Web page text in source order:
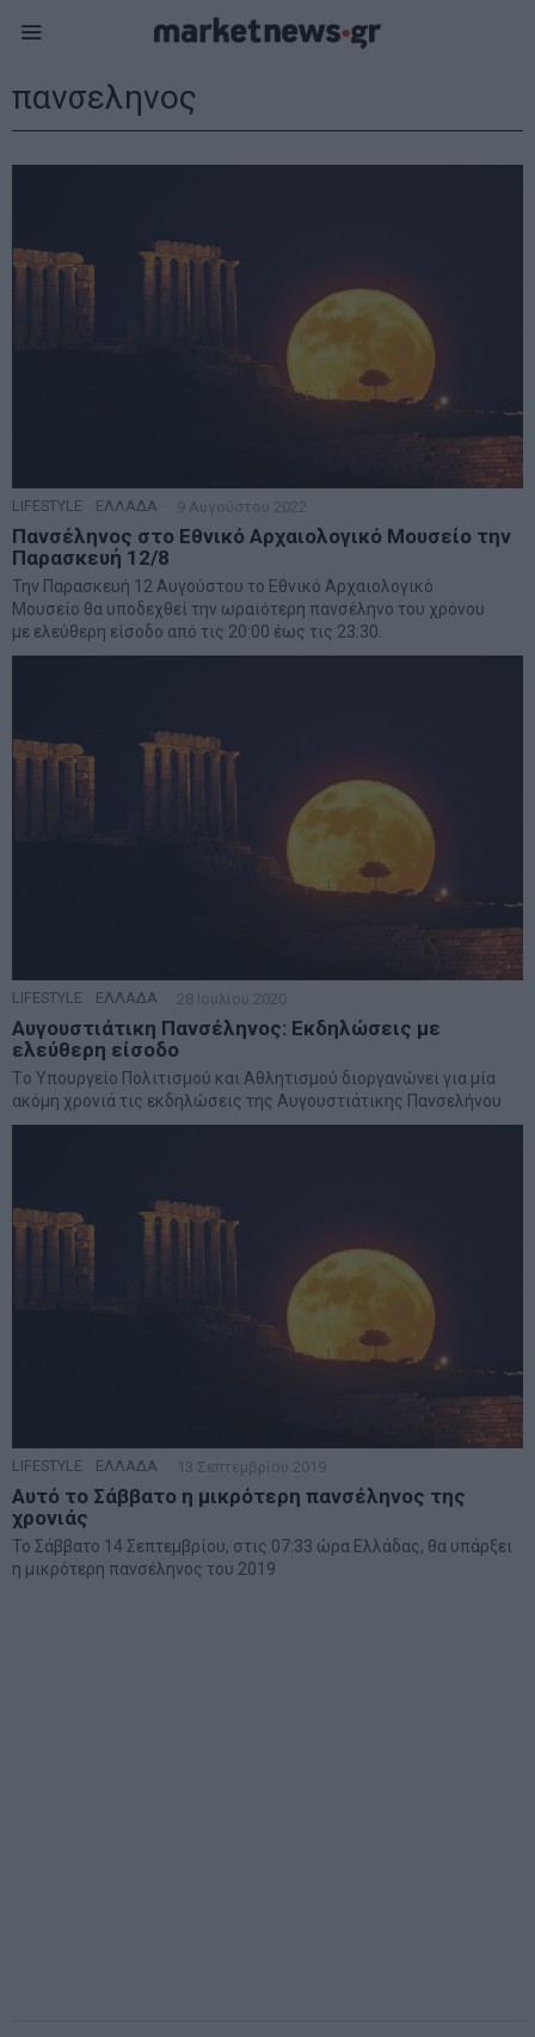
πανσεληνος
LIFESTYLE ΕΛΛΑΔΑ 9 Αυγούστου 2022
Πανσέληνος στο Εθνικό Αρχαιολογικό Μουσείο την
Παρασκευή 12/8
Την Παρασκευή 12 Αυγούστου το Εθνικό Αρχαιολογικό
Μουσείο θα υποδεχθεί την ωραιότερη πανσέληνο του χρόνου
με ελεύθερη είσοδο από τις 20:00 έως τις 23:30.
LIFESTYLE ΕΛΛΑΔΑ 28 Ιουλίου 2020
Αυγουστιάτικη Πανσέληνος: Εκδηλώσεις με
ελεύθερη είσοδο
Tο Υπουργείο Πολιτισμού και Αθλητισμού διοργανώνει για μία
ακόμη χρονιά τις εκδηλώσεις της Αυγουστιάτικης Πανσελήνου
LIFESTYLE ΕΛΛΑΔΑ 13 Σεπτεμβρίου 2019
Αυτό το Σάββατο η μικρότερη πανσέληνος της
χρονιάς
Το Σάββατο 14 Σεπτεμβρίου, στις 07:33 ώρα Ελλάδας, θα υπάρξει
η μικρότερη πανσέληνος του 2019